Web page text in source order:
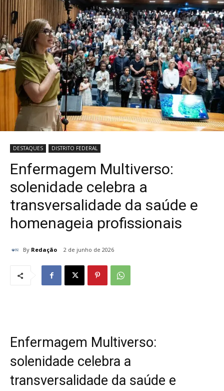
DESTAQUES DISTRITO FEDERAL
Enfermagem Multiverso:
solenidade celebra a
transversalidade da saúde e
homenageia profissionais
By Redação 2 de junho de 2026
Enfermagem Multiverso:
solenidade celebra a
transversalidade da saúde e